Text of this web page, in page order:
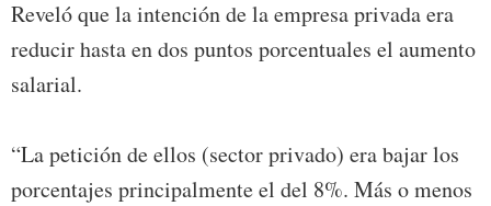
Reveló que la intención de la empresa privada era
reducir hasta en dos puntos porcentuales el aumento
salarial.
“La petición de ellos (sector privado) era bajar los
porcentajes principalmente el del 8%. Más o menos